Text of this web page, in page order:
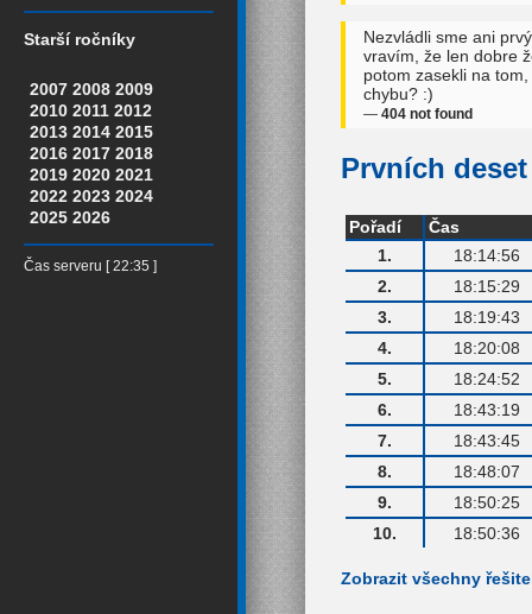
Starší ročníky
2007 2008 2009
2010 2011 2012
2013 2014 2015
2016 2017 2018
2019 2020 2021
2022 2023 2024
2025 2026
Čas serveru [ 22:35 ]
Nezvládli sme ani
vravím, že len dobre
potom zasekli na
chybu? :)
— 404 not found
Prvních
Pořadí
Čas
1.
18:14:56
2.
18:15:29
3.
18:19:43
4.
18:20:08
5.
18:24:52
6.
18:43:19
7.
18:43:45
8.
18:48:07
9.
18:50:25
10.
18:50:36
Zobrazit všechny